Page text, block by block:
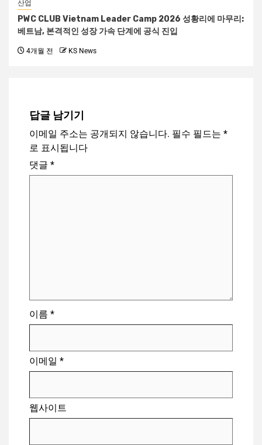
산업
PWC CLUB Vietnam Leader Camp 2026 성황리에 마무리:
베트남, 본격적인 성장 가속 단계에 공식 진입
4개월 전 KS News
답글 남기기
이메일 주소는 공개되지 않습니다. 필수 필드는 *
로 표시됩니다
댓글 *
이름 *
이메일 *
웹사이트